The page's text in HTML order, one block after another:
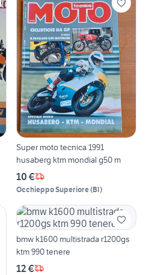
Super moto tecnica 1991
husaberg ktm mondial g50 m
10 €
Occhieppo Superiore(BI)
bmw k1600 multistrada r1200gs
ktm 990 tenere
12 €